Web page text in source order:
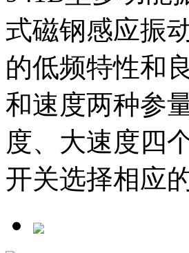
式磁钢感应振
的低频特性和
和速度两种参
度、大速度四
开关选择相应